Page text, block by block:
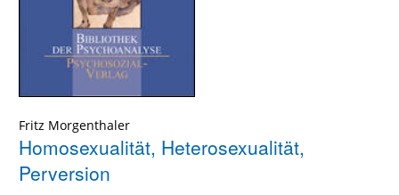
Fritz Morgenthaler
Homosexualität, Heterosexualität,
Perversion